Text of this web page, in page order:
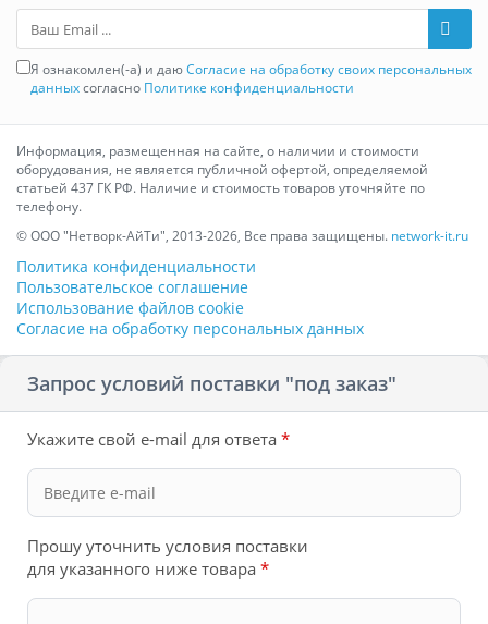
Я ознакомлен(-а) и даюСогласие на обработку своих персональных
данныхсогласно Политике конфиденциальности
Информация, размещенная на сайте, о наличии и стоимости
оборудования, не является публичной офертой, определяемой
статьей 437 ГК РФ. Наличие и стоимость товаров уточняйте по
телефону.
© ООО "Нетворк-АйТи", 2013-2026, Все права защищены. network-it.ru
Политика конфиденциальности
Пользовательское соглашение
Использование файлов cookie
Согласие на обработку персональных данных
Запрос условий поставки "под заказ"
Укажите свой e-mail для ответа *
Прошу уточнить условия поставки
для указанного ниже товара *